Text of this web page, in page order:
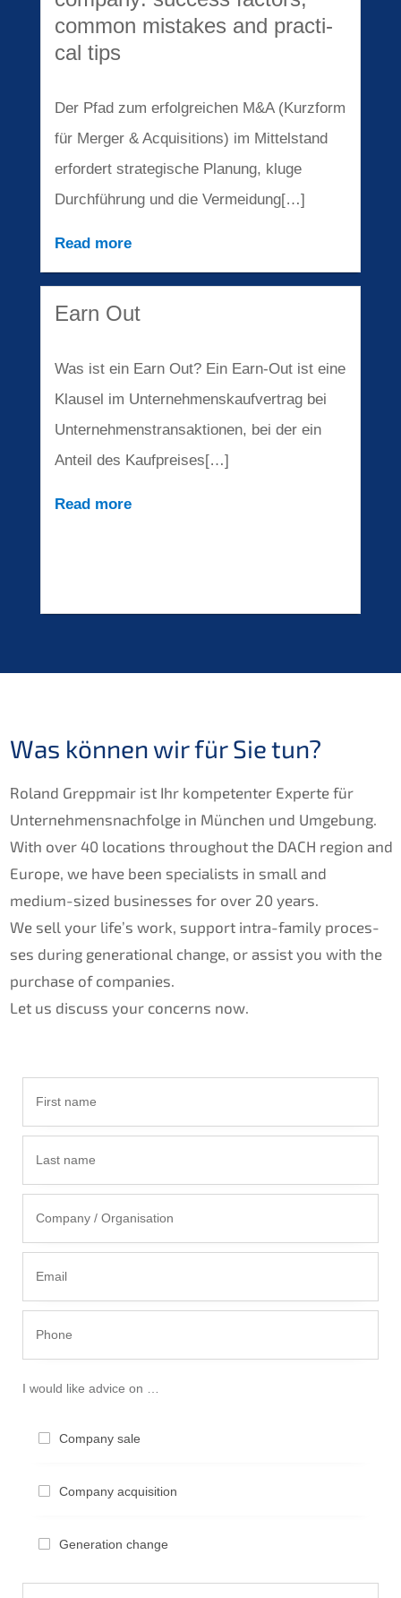
common mista­kes and practi­
cal tips
Der Pfad zum erfolg­rei­chen M&A (Kurzform
für Merger & Acqui­si­ti­ons) im Mittel­stand
erfor­dert strate­gi­sche Planung, kluge
Durch­füh­rung und die Vermeidung[…]
Read more
Earn Out
Was ist ein Earn Out? Ein Earn‑Out ist eine
Klausel im Unter­neh­mens­kauf­ver­trag bei
Unter­neh­mens­trans­ak­tio­nen, bei der ein
Anteil des Kaufpreises[…]
Read more
Was können wir fürSie tun?
Roland Grepp­mair ist Ihr kompe­ten­ter Exper­te für
Unternehmens­nachfolge in München und Umgebung.
With over 40 locati­ons throug­hout the DACH region and
Europe, we have been specia­lists in small and
medium-sized businesses for over 20 years.
We sell your life’s work, support intra-family proces­
ses during genera­tio­nal change, or assist you with the
purcha­se of compa­nies.
Let us discuss your concerns now.
I would like advice on …
Compa­ny sale
Compa­ny acquisition
Genera­ti­on change